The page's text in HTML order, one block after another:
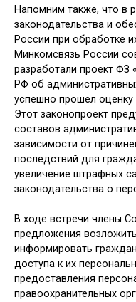
Напомним также, что в
законодательства и
России при обработке
Минкомсвязь России
разработали проект ФЗ
РФ об
успешно прошел оценку
Этот законопроект
составов
зависимости от
последствий для
увеличение штрафных
законодательства о
В ходе встречи члены
предложения
информировать
доступа к их
предоставления
правоохранительных